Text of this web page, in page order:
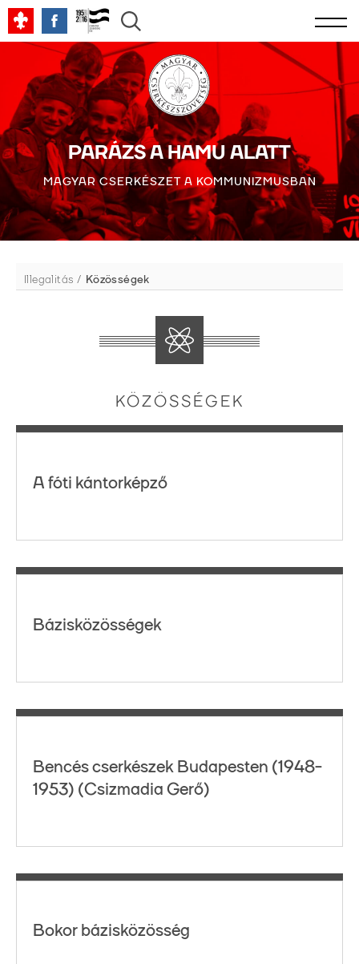
PARÁZS A HAMU ALATT
MAGYAR CSERKÉSZET A KOMMUNIZMUSBAN
Illegalitás Közösségek
KÖZÖSSÉGEK
A fóti kántorképző
Bázisközösségek
Bencés cserkészek Budapesten (1948-
1953) (Csizmadia Gerő)
Bokor bázisközösség